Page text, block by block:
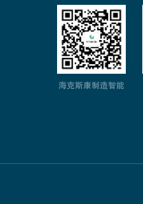
海克斯康制造智能